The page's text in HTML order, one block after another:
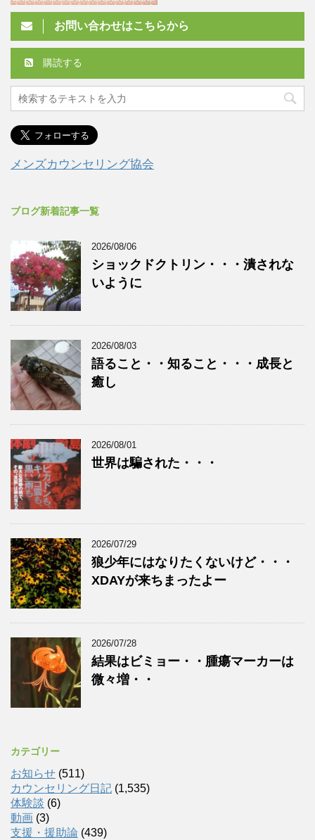
お問い合わせはこちらから
購読する
メンズカウンセリング協会
ブログ新着記事一覧
2026/08/06
ショックドクトリン・・・潰されな
いように
2026/08/03
語ること・・知ること・・・成長と
癒し
2026/08/01
世界は騙された・・・
2026/07/29
狼少年にはなりたくないけど・・・
XDAYが来ちまったよー
2026/07/28
結果はビミョー・・腫瘍マーカーは
微々増・・
カテゴリー
お知らせ (511)
カウンセリング日記 (1,535)
体験談 (6)
動画 (3)
支援・援助論 (439)